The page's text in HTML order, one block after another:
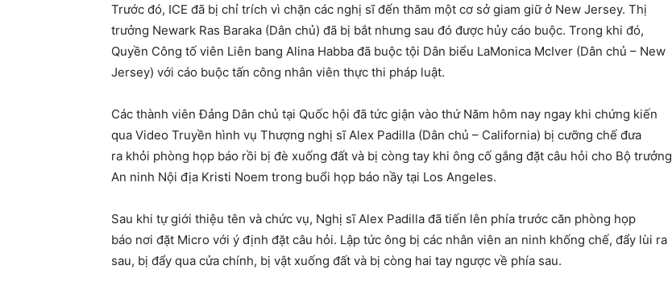
Trước đó, ICE đã bị chỉ trích vì chặn các nghị sĩ đến thăm một cơ sở giam giữ ở New Jersey. Thị
trưởng Newark Ras Baraka (Dân chủ) đã bị bắt nhưng sau đó được hủy cáo buộc. Trong khi đó,
Quyền Công tố viên Liên bang Alina Habba đã buộc tội Dân biểu LaMonica McIver (Dân chủ – New
Jersey) với cáo buộc tấn công nhân viên thực thi pháp luật.
Các thành viên Đảng Dân chủ tại Quốc hội đã tức giận vào thứ Năm hôm nay ngay khi chứng kiến
qua Video Truyền hình vụ Thượng nghị sĩ Alex Padilla (Dân chủ – California) bị cưỡng chế đưa
ra khỏi phòng họp báo rồi bị đè xuống đất và bị còng tay khi ông cố gắng đặt câu hỏi cho Bộ trưởng
An ninh Nội địa Kristi Noem trong buổi họp báo nầy tại Los Angeles.
Sau khi tự giới thiệu tên và chức vụ, Nghị sĩ Alex Padilla đã tiến lên phía trước căn phòng họp
báo nơi đặt Micro với ý định đặt câu hỏi. Lập tức ông bị các nhân viên an ninh khống chế, đẩy lùi ra
sau, bị đẩy qua cửa chính, bị vật xuống đất và bị còng hai tay ngược về phía sau.